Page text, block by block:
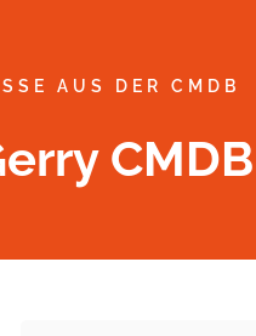
AUS DER CMDB
CMDB